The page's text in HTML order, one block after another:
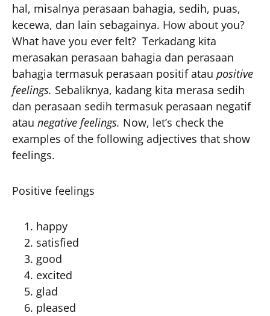
hal, misalnya perasaan bahagia, sedih, puas,
kecewa, dan lain sebagainya. How about you?
What have you ever felt? Terkadang kita
merasakan perasaan bahagia dan perasaan
bahagia termasuk perasaan positif atau positive
feelings. Sebaliknya, kadang kita merasa sedih
dan perasaan sedih termasuk perasaan negatif
atau negative feelings. Now, let’s check the
examples of the following adjectives that show
feelings.
Positive feelings
happy
satisfied
good
excited
glad
pleased